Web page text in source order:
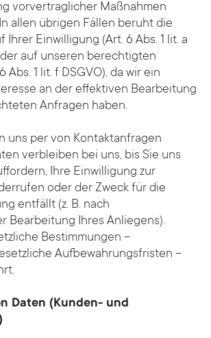
vorvertraglicher Maßnahmen
allen übrigen Fällen beruht die
Ihrer Einwilligung (Art. 6 Abs. 1 lit. a
auf unseren berechtigten
Abs. 1 lit. f DSGVO), da wir ein
an der effektiven Bearbeitung
Anfragen haben.
uns per von Kontakt­anfragen
verbleiben bei uns, bis Sie uns
Ihre Einwilligung zur
oder der Zweck für die
entfällt (z. B. nach
Bearbeitung Ihres Anliegens).
Bestimmungen –
Aufbewahrungsfristen –
Daten (Kunden- und